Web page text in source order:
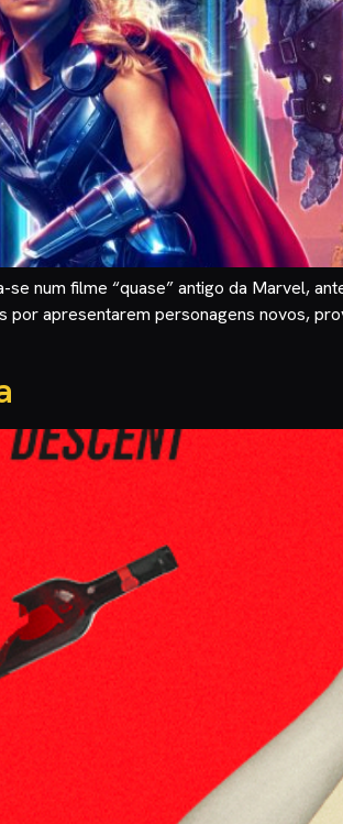
num filme “quase” antigo da Marvel,
por apresentarem personagens novos,